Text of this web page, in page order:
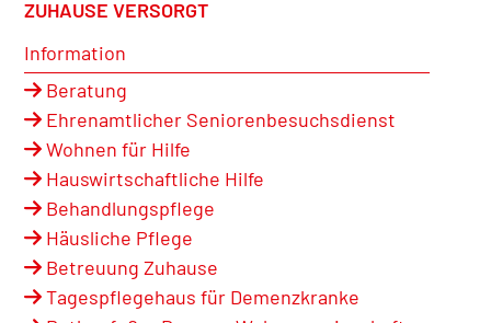
ZUHAUSE VERSORGT
Information
Beratung
Ehrenamtlicher Seniorenbesuchsdienst
Wohnen für Hilfe
Hauswirtschaftliche Hilfe
Behandlungspflege
Häusliche Pflege
Betreuung Zuhause
Tagespflegehaus für Demenzkranke